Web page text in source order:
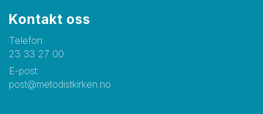
Kontakt oss
Telefon:
23 33 27 00
E-post:
post@metodistkirken.no